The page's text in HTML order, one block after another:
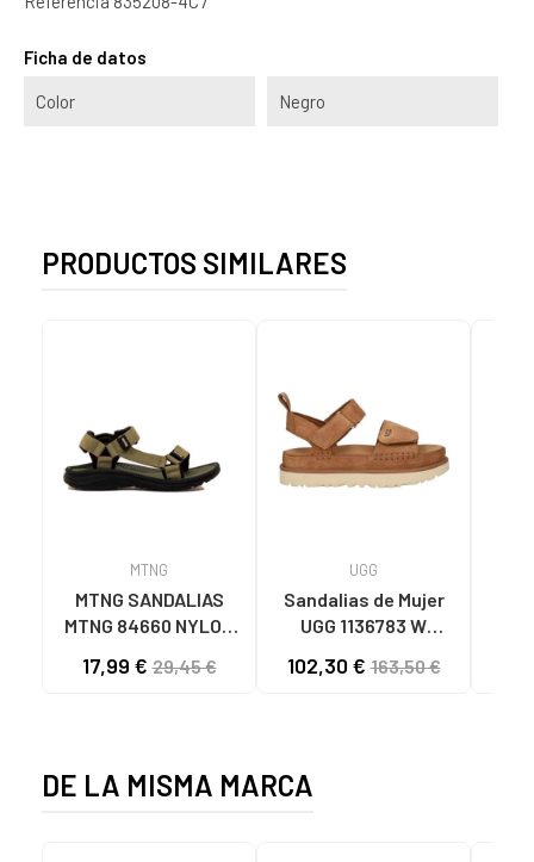
Ficha de datos
Color Negro
PRODUCTOS SIMILARES
MTNG
MTNG SANDALIAS
MTNG 84660 NYLON
C59785 - - NYLON
17,99 €29,45 €
UGG
Sandalias de Mujer
UGG 1136783 W
CHESTNUT
102,30 €163,50 €
DE LA MISMA MARCA